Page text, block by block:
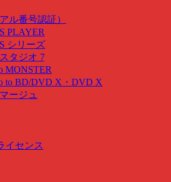
ル番号認証）
PLAYER
シリーズ
タジオ 7
MONSTER
to BD/DVD X・DVD X
ージュ
イセンス